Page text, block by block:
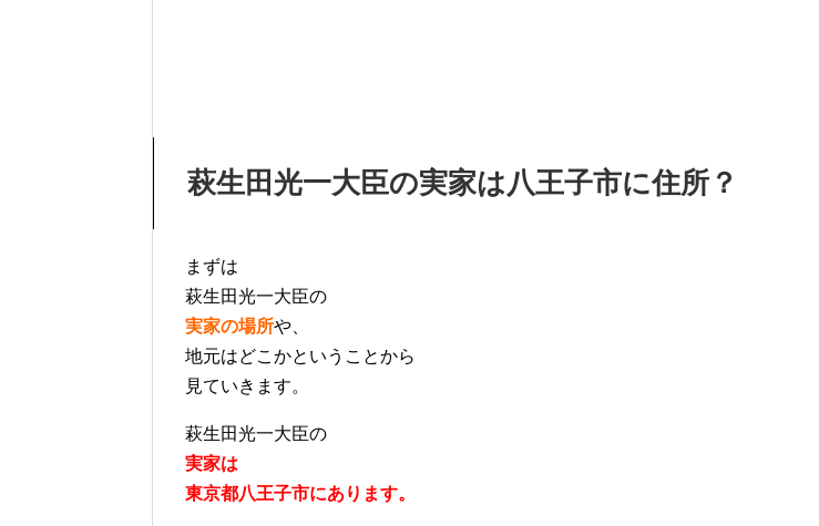
萩生田光一大臣の実家は八王子市に住所？
まずは
萩生田光一大臣の
実家の場所や、
地元はどこかということから
見ていきます。
萩生田光一大臣の
実家は
東京都八王子市にあります。